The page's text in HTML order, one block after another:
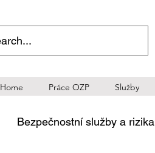
Home Práce OZP Služby
Bezpečnostní služby a rizika